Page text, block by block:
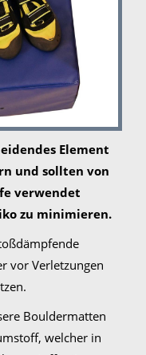
Element
und sollten von
verwendet
zu minimieren.
vor Verletzungen
Bouldermatten
welcher in